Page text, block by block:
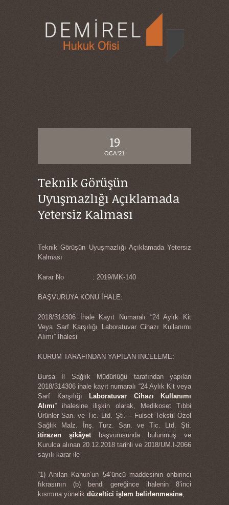
19
OCA '21
Teknik Görüşün
Uyuşmazlığı Açıklamada
Yetersiz Kalması
Teknik Görüşün Uyuşmazlığı Açıklamada Yetersiz
Kalması
Karar No : 2019/MK-140
BAŞVURUYA KONU İHALE:
2018/314306 İhale Kayıt Numaralı “24 Aylık Kit
Veya Sarf Karşılığı Laboratuvar Cihazı Kullanımı
Alımı” İhalesi
KURUM TARAFINDAN YAPILAN İNCELEME:
Bursa İl Sağlık Müdürlüğü tarafından yapılan
2018/314306 ihale kayıt numaralı “24 Aylık Kit veya
Sarf Karşılığı
Laboratuvar Cihazı Kullanımı
Alımı” ihalesine ilişkin olarak, Medikoset Tıbbi
Ürünler San. ve Tic. Ltd. Şti. – Fulset Tekstil Özel
Sağlık Malz. İnş. Turz. San. ve Tic. Ltd. Şti.
itirazen şikâyetbaşvurusunda bulunmuş ve
Kurulca alınan 20.12.2018 tarihli ve 2018/UM.I-2066
sayılı karar ile
“1) Anılan Kanun’un 54’üncü maddesinin onbirinci
fıkrasının (b) bendi gereğince ihalenin 8’inci
kısmına yönelik düzeltici işlem belirlenmesine,